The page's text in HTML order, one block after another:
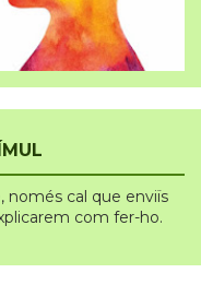
, només cal que enviïs
com fer-ho.